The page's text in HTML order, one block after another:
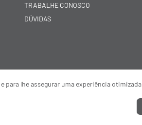
TRABALHE CONOSCO
DÚVIDAS
para lhe assegurar uma experiência